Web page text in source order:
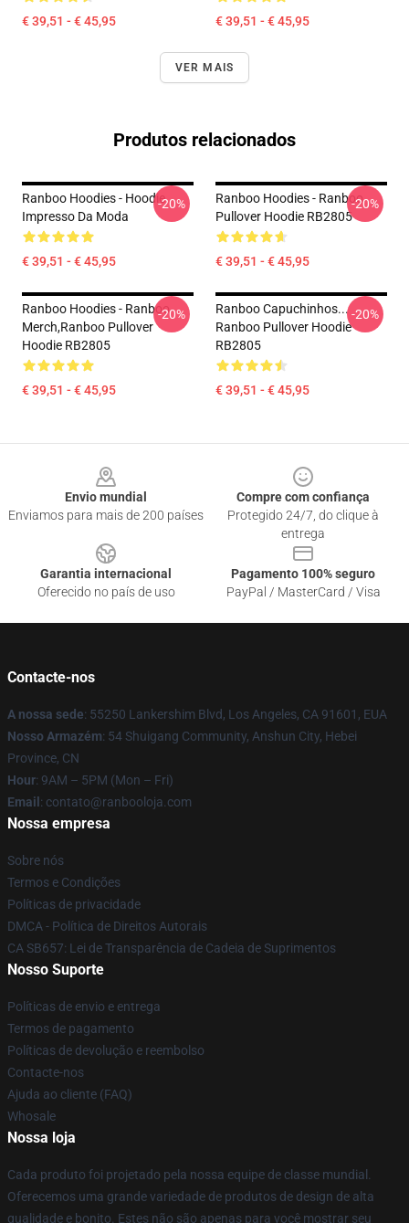
€ 39,51 - € 45,95 € 39,51 - € 45,95
VER MAIS
Produtos relacionados
Ranboo Hoodies - Hoodie
Impresso Da Moda
€ 39,51 - € 45,95
-20%
Ranboo Hoodies - Ranboo
Pullover Hoodie RB2805
€ 39,51 - € 45,95
-20%
Ranboo Hoodies - Ranboo
Merch,Ranboo Pullover
Hoodie RB2805
€ 39,51 - € 45,95
-20%
Ranboo Capuchinhos...
Ranboo Pullover Hoodie
RB2805
€ 39,51 - € 45,95
-20%
Envio mundial
Enviamos para mais de 200 países
Compre com confiança
Protegido 24/7, do clique à
entrega
Garantia internacional
Oferecido no país de uso
Pagamento 100% seguro
PayPal / MasterCard / Visa
Contacte-nos
A nossa sede: 55250 Lankershim Blvd, Los Angeles, CA 91601, EUA
Nosso Armazém: 54 Shuigang Community, Anshun City, Hebei
Province, CN
Hour: 9AM – 5PM (Mon – Fri)
Email : contato@ranbooloja.com
Nossa empresa
Sobre nós
Termos e Condições
Políticas de privacidade
DMCA - Política de Direitos Autorais
CA SB657: Lei de Transparência de Cadeia de Suprimentos
Nosso Suporte
Políticas de envio e entrega
Termos de pagamento
Políticas de devolução e reembolso
Contacte-nos
Ajuda ao cliente (FAQ)
Whosale
Nossa loja
Cada produto foi projetado pela nossa equipe de classe mundial.
Oferecemos uma grande variedade de produtos de design de alta
qualidade e bonito. Estes não são apenas para você mostrar seu